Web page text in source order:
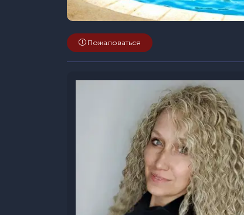
Пожаловаться